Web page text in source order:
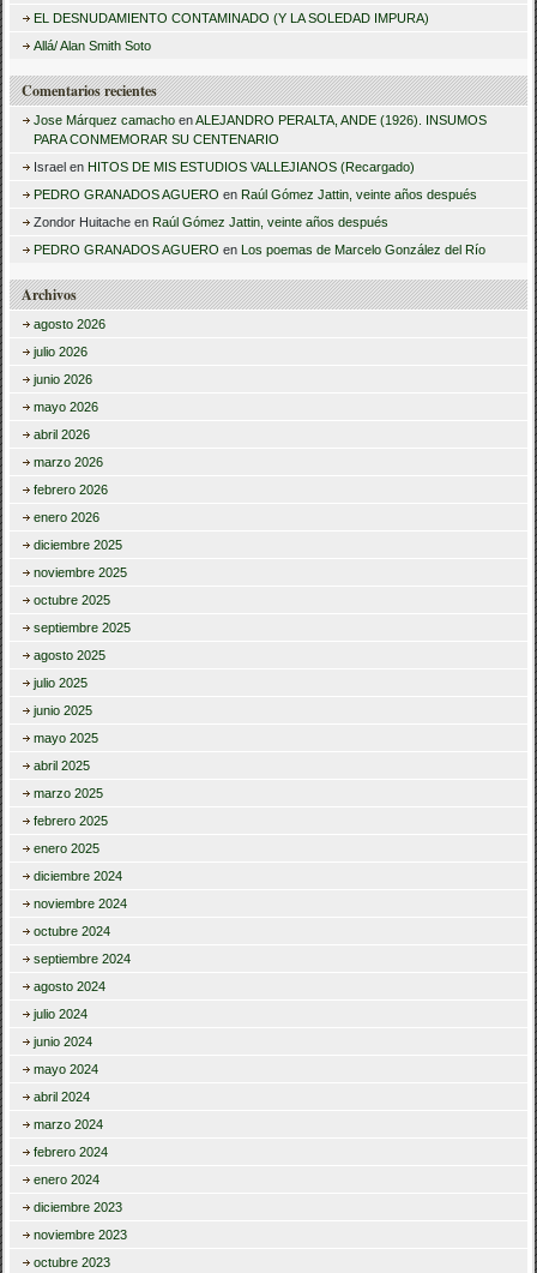
r
EL DESNUDAMIENTO CONTAMINADO (Y LA SOLEDAD IMPURA)
Allá/ Alan Smith Soto
Comentarios recientes
Jose Márquez camacho enALEJANDRO PERALTA, ANDE (1926). INSUMOS
PARA CONMEMORAR SU CENTENARIO
Israel en HITOS DE MIS ESTUDIOS VALLEJIANOS (Recargado)
PEDRO GRANADOS AGUERO en Raúl Gómez Jattin, veinte años después
Zondor Huitache en Raúl Gómez Jattin, veinte años después
PEDRO GRANADOS AGUERO en Los poemas de Marcelo González del Río
Archivos
agosto 2026
julio 2026
junio 2026
mayo 2026
abril 2026
marzo 2026
febrero 2026
enero 2026
diciembre 2025
noviembre 2025
octubre 2025
septiembre 2025
agosto 2025
julio 2025
junio 2025
mayo 2025
abril 2025
marzo 2025
febrero 2025
enero 2025
diciembre 2024
noviembre 2024
octubre 2024
septiembre 2024
agosto 2024
julio 2024
junio 2024
mayo 2024
abril 2024
marzo 2024
febrero 2024
enero 2024
diciembre 2023
noviembre 2023
octubre 2023